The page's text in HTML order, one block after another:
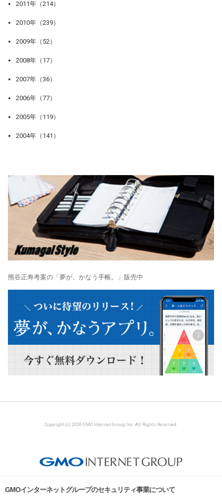
2011年（214）
2010年（239）
2009年（52）
2008年（17）
2007年（36）
2006年（77）
2005年（119）
2004年（141）
熊谷正寿考案の「夢が、かなう手帳。」販売中
Copyright (c) 2026 GMO Internet Group, Inc. All Rights Reserved.
GMOインターネットグループのセキュリティ事業について